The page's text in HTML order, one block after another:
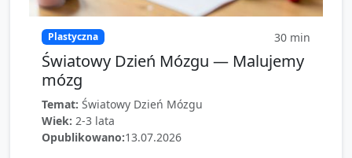
Plastyczna 30 min
Światowy Dzień Mózgu — Malujemy
mózg
Temat: Światowy Dzień Mózgu
Wiek: 2-3 lata
Opublikowano:13.07.2026